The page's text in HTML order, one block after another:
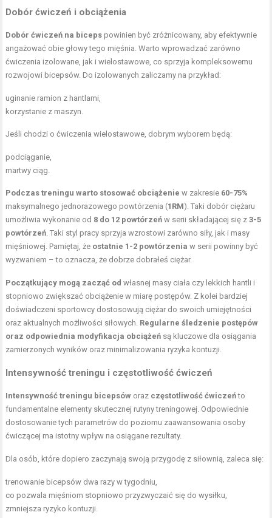
Dobór ćwiczeń i obciążenia
Dobór ćwiczeń na biceps powinien być zróżnicowany, aby efektywnie
angażować obie głowy tego mięśnia. Warto wprowadzać zarówno
ćwiczenia izolowane, jak i wielostawowe, co sprzyja kompleksowemu
rozwojowi bicepsów. Do izolowanych zaliczamy na przykład:
uginanie ramion z hantlami,
korzystanie z maszyn.
Jeśli chodzi o ćwiczenia wielostawowe, dobrym wyborem będą:
podciąganie,
martwy ciąg
Podczas treningu warto stosować obciążenie w zakresie 60-75%
maksymalnego jednorazowego powtórzenia (1RM). Taki dobór ciężaru
umożliwia wykonanie od 8 do 12 powtórzeń w serii składającej się z3-5
powtórzeń . Taki styl pracy sprzyja wzrostowi zarówno siły, jak i masy
mięśniowej. Pamiętaj, że ostatnie 1-2 powtórzenia w serii powinny być
wyzwaniem – to oznacza, że dobrze dobrałeś ciężar.
Początkujący mogą zacząć od własnej masy ciała czy lekkich hantli i
stopniowo zwiększać obciążenie w miarę postępów. Z kolei bardziej
doświadczeni sportowcy dostosowują ciężar do swoich umiejętności
oraz aktualnych możliwości siłowych. Regularne śledzenie postępów
oraz odpowiednia modyfikacja obciążeń są kluczowe dla osiągania
zamierzonych wyników oraz minimalizowania ryzyka kontuzji.
Intensywność treningu i częstotliwość ćwiczeń
Intensywność treningu bicepsów oraz częstotliwość ćwiczeńto
fundamentalne elementy skutecznej rutyny treningowej. Odpowiednie
dostosowanie tych parametrów do poziomu zaawansowania osoby
ćwiczącej ma istotny wpływ na osiągane rezultaty.
Dla osób, które dopiero zaczynają swoją przygodę z siłownią, zaleca się:
trenowanie bicepsów dwa razy w tygodniu,
co pozwala mięśniom stopniowo przyzwyczaić się do wysiłku,
zmniejsza ryzyko kontuzji.